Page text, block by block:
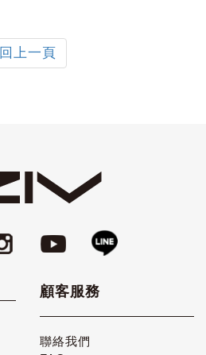
回上一頁
顧客服務
聯絡我們